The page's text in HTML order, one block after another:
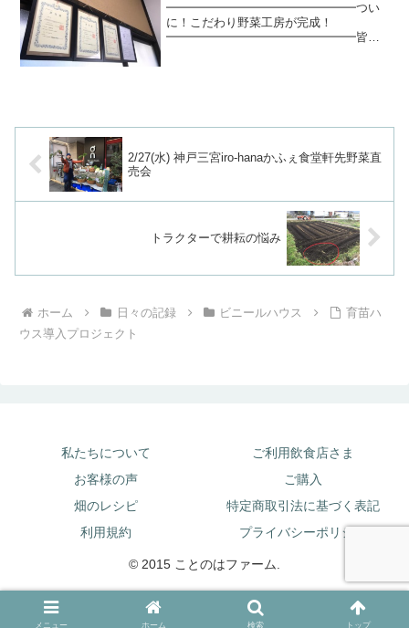
━━━━━━━━━━━━━━━━つい
に！こだわり野菜工房が完成！
━━━━━━━━━━━━━━━━皆さ
2/27(水) 神戸三宮iro-hanaかふぇ食堂軒先野菜直
売会
トラクターで耕耘の悩み
ホーム 日々の記録 ビニールハウス
育苗ハ
ウス導入プロジェクト
私たちについて
ご利用飲食店さま
お客様の声
ご購入
畑のレシピ
特定商取引法に基づく表記
利用規約
プライバシーポリシー
© 2015 ことのはファーム.
メニュー ホーム 検索 トップ